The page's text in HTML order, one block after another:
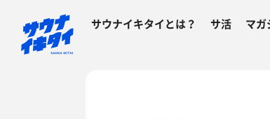
サウナイキタイとは？ サ活 マガ